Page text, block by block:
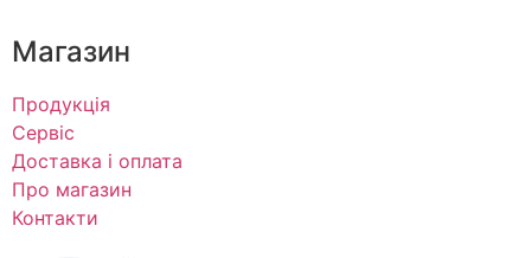
Магазин
Продукція
Сервіс
Доставка і оплата
Про магазин
Контакти